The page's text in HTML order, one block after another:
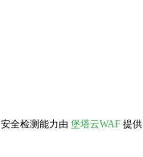
安全检测能力由 堡塔云WAF 提供